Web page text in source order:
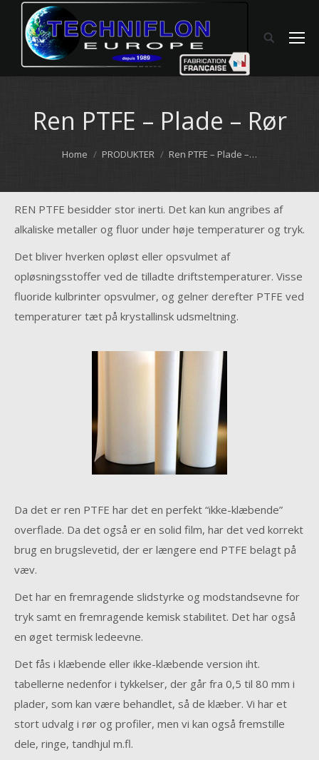
Ren PTFE – Plade – Rør
You are here:
Home PRODUKTER Ren PTFE – Plade –…
REN PTFE besidder stor inerti. Det kan kun angribes af
alkaliske metaller og fluor under høje temperaturer og tryk.
Det bliver hverken opløst eller opsvulmet af
opløsningsstoffer ved de tilladte driftstemperaturer. Visse
fluoride kulbrinter opsvulmer, og gelner derefter PTFE ved
temperaturer tæt på krystallinsk udsmeltning.
Da det er ren PTFE har det en perfekt “ikke-klæbende”
overflade. Da det også er en solid film, har det ved korrekt
brug en brugslevetid, der er længere end PTFE belagt på
væv.
Det har en fremragende slidstyrke og modstandsevne for
tryk samt en fremragende kemisk stabilitet. Det har også
en øget termisk ledeevne.
Det fås i klæbende eller ikke-klæbende version iht.
tabellerne nedenfor i tykkelser, der går fra 0,5 til 80 mm i
plader, som kan være behandlet, så de klæber. Vi har et
stort udvalg i rør og profiler, men vi kan også fremstille
dele, ringe, tandhjul m.fl.